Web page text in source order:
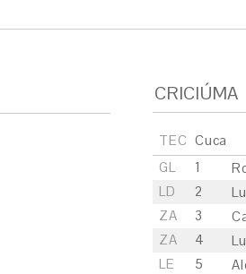
CRICIÚMA
TEC Cuca
GL
1
LD
2
ZA
3
ZA
4
LE
5